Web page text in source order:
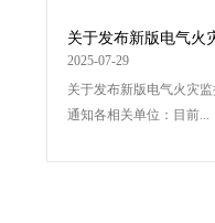
关于发布新版电气火
施规则的通知
2025-07-29
关于发布新版电气火灾
通知各相关单位：目前...